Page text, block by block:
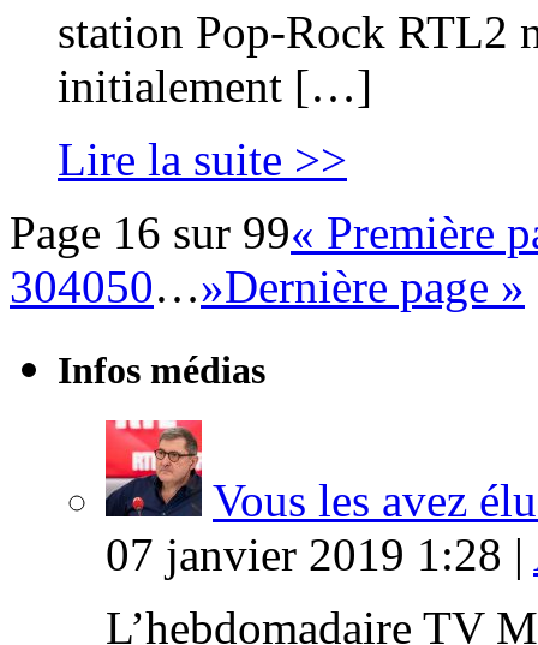
station Pop-Rock RTL2
initialement […]
Lire la suite >>
Page 16 sur 99« Première
304050…»Dernière page »
Infos médias
Vous les avez
07 janvier 2019 1:28 |
L’hebdomadaire TV